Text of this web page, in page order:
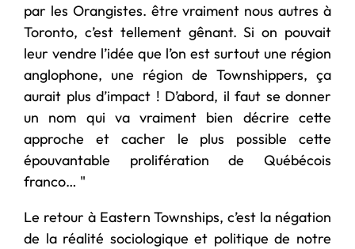
par les Orangistes. être vraiment nous autres à
Toronto, c’est tellement gênant. Si on pouvait
leur vendre l’idée que l’on est surtout une région
anglophone, une région de Townshippers, ça
aurait plus d’impact ! D’abord, il faut se donner
un nom qui va vraiment bien décrire cette
approche et cacher le plus possible cette
épouvantable prolifération de Québécois
franco… "
Le retour à Eastern Townships, c’est la négation
de la réalité sociologique et politique de notre